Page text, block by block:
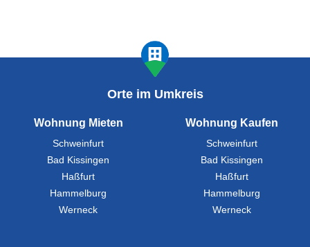
Orte im Umkreis
Wohnung Mieten
Schweinfurt
Bad Kissingen
Haßfurt
Hammelburg
Werneck
Wohnung Kaufen
Schweinfurt
Bad Kissingen
Haßfurt
Hammelburg
Werneck